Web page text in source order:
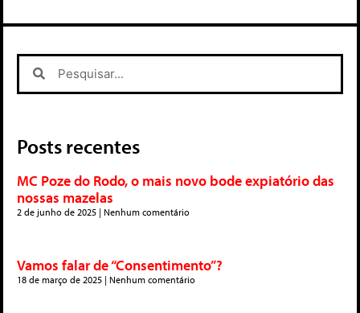
Posts recentes
MC Poze do Rodo, o mais novo bode expiatório das
nossas mazelas
2 de junho de 2025 Nenhum comentário
Vamos falar de “Consentimento”?
18 de março de 2025 Nenhum comentário